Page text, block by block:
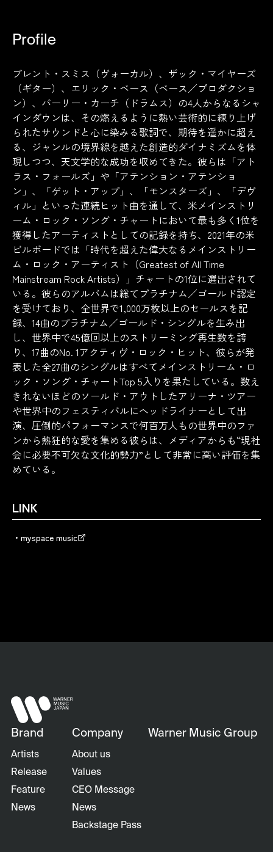
Profile
ブレント・スミス（ヴォーカル）、ザック・マイヤーズ
（ギター）、エリック・ベース（ベース／プロダクショ
ン）、バーリー・カーチ（ドラムス）の4人からなるシャ
インダウンは、その燃えるように熱い芸術的に練り上げ
られたサウンドと心に染みる歌詞で、期待を遥かに超え
る、ジャンルの境界線を越えた創造的ダイナミズムを体
現しつつ、天文学的な成功を収めてきた。彼らは「アト
ラス・フォールズ」や「アテンション・アテンショ
ン」、「ゲット・アップ」、「モンスターズ」、「デヴ
ィル」といった連続ヒット曲を通して、米メインストリ
ーム・ロック・ソング・チャートにおいて最も多く1位を
獲得したアーティストとしての記録を持ち、2021年の米
ビルボードでは「時代を超えた偉大なるメインストリー
ム・ロック・アーティスト（Greatest of All Time
Mainstream Rock Artists）」チャートの1位に選出されて
いる。彼らのアルバムは総てプラチナム／ゴールド認定
を受けており、全世界で1,000万枚以上のセールスを記
録、14曲のプラチナム／ゴールド・シングルを生み出
し、世界中で45億回以上のストリーミング再生数を誇
り、17曲のNo. 1アクティヴ・ロック・ヒット、彼らが発
表した全27曲のシングルはすべてメインストリーム・ロ
ック・ソング・チャートTop 5入りを果たしている。数え
きれないほどのソールド・アウトしたアリーナ・ツアー
や世界中のフェスティバルにヘッドライナーとして出
演、圧倒的パフォーマンスで何百万人もの世界中のファ
ンから熱狂的な愛を集める彼らは、メディアからも“現社
会に必要不可欠な文化的勢力”として非常に高い評価を集
めている。
LINK
myspace music
Brand
Artists
Release
Feature
News
Company
About us
Values
CEO Message
News
Backstage Pass
Warner Music Group